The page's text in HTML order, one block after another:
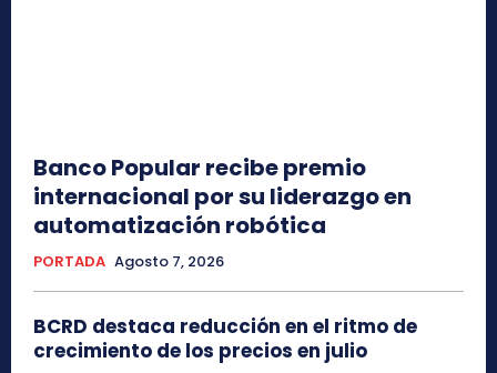
Banco Popular recibe premio
internacional por su liderazgo en
automatización robótica
PORTADA Agosto 7, 2026
BCRD destaca reducción en el ritmo de
crecimiento de los precios en julio